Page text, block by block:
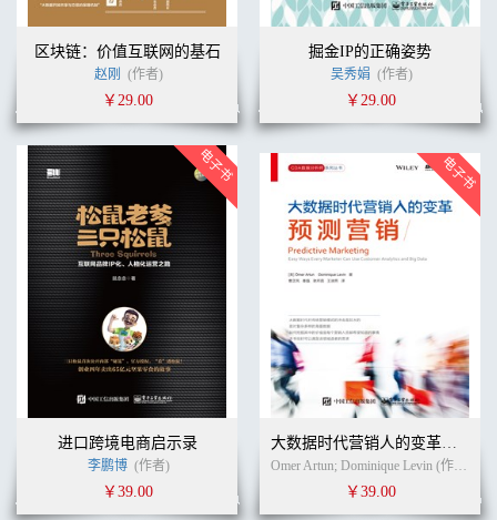
区块链：价值互联网的基石
赵刚 (作者)
￥29.00
掘金IP的正确姿势
吴秀娟 (作者)
￥29.00
进口跨境电商启示录
李鹏博 (作者)
￥39.00
大数据时代营销人的变革：预测营销
Omer Artun; Dominique Levin (作者)
￥39.00